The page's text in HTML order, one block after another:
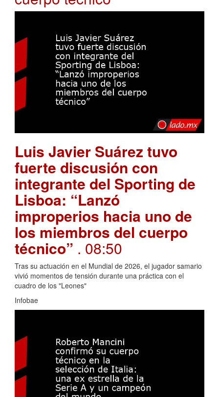
Luis Javier Suárez tuvo
fuerte discusión con
integrante del Sporting de
Lisboa: “Lanzó
improperios hacia uno de
los miembros del cuerpo
técnico” . 08:50
Tras su actuación en el Mundial de 2026, el jugador samario
vivió momentos de tensión durante una práctica con el
cuadro de los "Leones"
Infobae